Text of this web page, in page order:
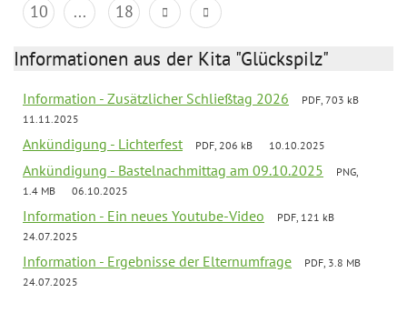
10
... 18
Informationen aus der Kita "Glückspilz"
Information - Zusätzlicher Schließtag 2026
PDF, 703 kB
11.11.2025
Ankündigung - Lichterfest PDF, 206 kB 10.10.2025
Ankündigung - Bastelnachmittag am 09.10.2025
PNG,
1.4 MB
06.10.2025
Information - Ein neues Youtube-Video
PDF, 121 kB
24.07.2025
Information - Ergebnisse der Elternumfrage
PDF, 3.8 MB
24.07.2025